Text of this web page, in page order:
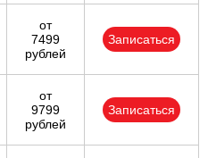
от
7499
рублей
Записаться
от
9799
рублей
Записаться